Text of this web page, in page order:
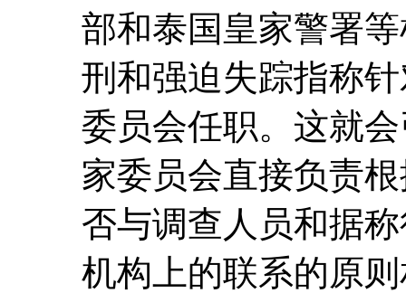
部和泰国皇家警署
刑和强迫失踪指称
委员会任职。这就
家委员会直接负责
否与调查人员和据
机构上的联系的原